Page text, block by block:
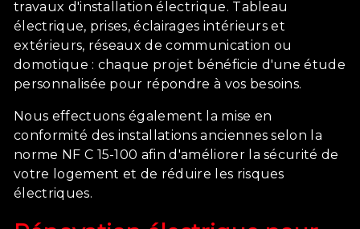
travaux d'installation électrique. Tableau
électrique, prises, éclairages intérieurs et
extérieurs, réseaux de communication ou
domotique : chaque projet bénéficie d'une étude
personnalisée pour répondre à vos besoins.
Nous effectuons également la mise en
conformité des installations anciennes selon la
norme NF C 15-100 afin d'améliorer la sécurité de
votre logement et de réduire les risques
électriques.